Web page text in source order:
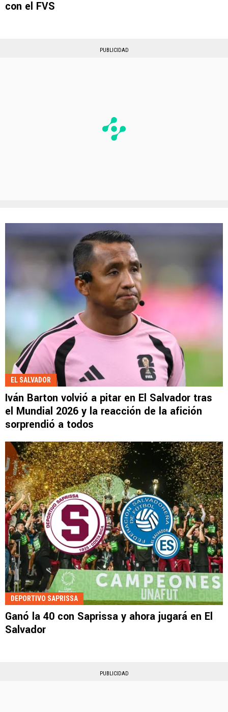
con el FVS
PUBLICIDAD
EL SALVADOR
Iván Barton volvió a pitar en El Salvador tras
el Mundial 2026 y la reacción de la afición
sorprendió a todos
DEPORTIVO SAPRISSA
Ganó la 40 con Saprissa y ahora jugará en El
Salvador
PUBLICIDAD